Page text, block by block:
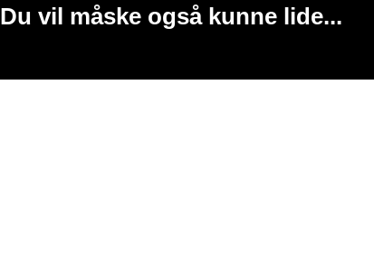
Du vil måske også kunne lide...